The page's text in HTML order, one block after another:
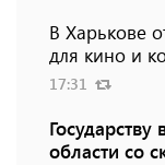
В Харькове
для кино и
17:31
области со